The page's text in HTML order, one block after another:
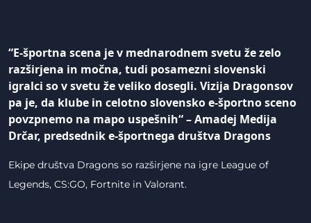
“E-športna scena je v mednarodnem svetu že zelo
razširjena in močna, tudi posamezni slovenski
igralci so v svetu že veliko dosegli. Vizija Dragonsov
pa je, da klube in celotno slovensko e-športno sceno
povzpnemo na mapo uspešnih“–Amadej Medija
Drčar, predsednik e-športnega društva Dragons
Ekipe društva Dragons so razširjene na igre League of
Legends, CS:GO, Fortnite in Valorant.